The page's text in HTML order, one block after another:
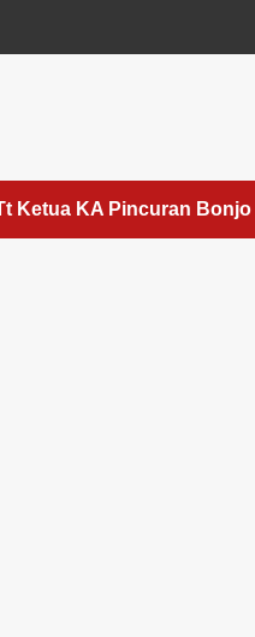
Ketua KA Pincuran Bonjo